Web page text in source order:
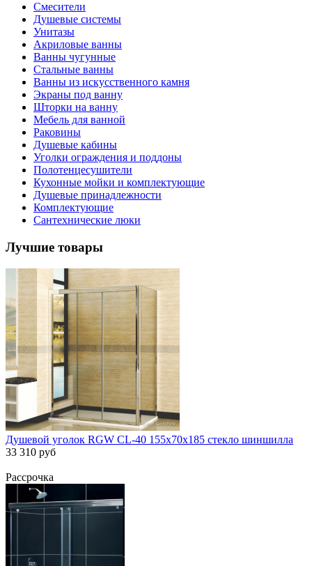
Смесители
Душевые системы
Унитазы
Акриловые ванны
Ванны чугунные
Стальные ванны
Ванны из искусственного камня
Экраны под ванну
Шторки на ванну
Мебель для ванной
Раковины
Душевые кабины
Уголки ограждения и поддоны
Полотенцесушители
Кухонные мойки и комплектующие
Душевые принадлежности
Комплектующие
Сантехнические люки
Лучшие товары
Душевой уголок RGW CL-40 155х70х185 стекло шиншилла
33 310 руб
Рассрочка